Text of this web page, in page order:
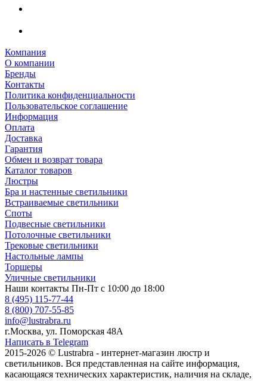
Компания
О компании
Бренды
Контакты
Политика конфиденциальности
Пользовательское соглашение
Информация
Оплата
Доставка
Гарантия
Обмен и возврат товара
Каталог товаров
Люстры
Бра и настенные светильники
Встраиваемые светильники
Споты
Подвесные светильники
Потолочные светильники
Трековые светильники
Настольные лампы
Торшеры
Уличные светильники
Наши контакты Пн-Пт с 10:00 до 18:00
8 (495) 115-77-44
8 (800) 707-55-85
info@lustrabra.ru
г.Москва, ул. Поморская 48А
Написать в Telegram
2015-2026 © Lustrabra - интернет-магазин люстр и
светильников. Вся представленная на сайте информация,
касающаяся технических характеристик, наличия на складе,